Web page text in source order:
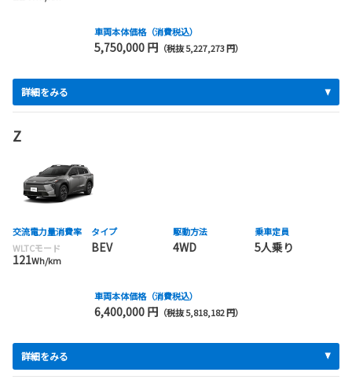
車両本体価格（消費税込）
5,750,000 円 （税抜 5,227,273 円）
詳細をみる
Z
交流電力量消費率
WLTCモード
121Wh/km
タイプ
BEV
駆動方法
4WD
乗車定員
5人乗り
車両本体価格（消費税込）
6,400,000 円 （税抜 5,818,182 円）
詳細をみる